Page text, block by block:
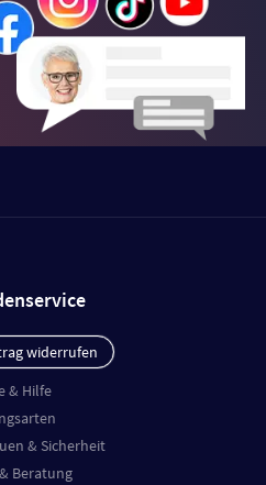
widerrufen
& Hilfe
& Sicherheit
Beratung